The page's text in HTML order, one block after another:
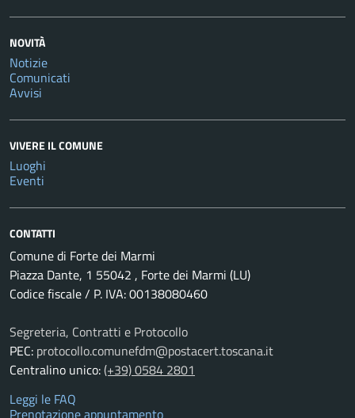
NOVITÀ
Notizie
Comunicati
Avvisi
VIVERE IL COMUNE
Luoghi
Eventi
CONTATTI
Comune di Forte dei Marmi
Piazza Dante, 1 55042 , Forte dei Marmi (LU)
Codice fiscale / P. IVA: 00138080460
Segreteria, Contratti e Protocollo
PEC: protocollo.comunefdm@postacert.toscana.it
Centralino unico:(+39) 0584 2801
Leggi le FAQ
Prenotazione appuntamento